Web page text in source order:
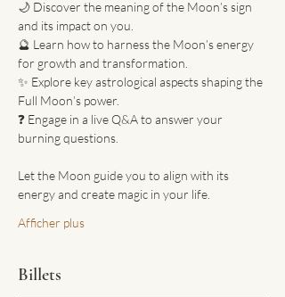
🌙 Discover the meaning of the Moon’s sign
and its impact on you.
🔮 Learn how to harness the Moon’s energy
for growth and transformation.
✨ Explore key astrological aspects shaping the
Full Moon’s power.
❓ Engage in a live Q&A to answer your
burning questions.
Let the Moon guide you to align with its
energy and create magic in your life.
Afficher plus
Billets